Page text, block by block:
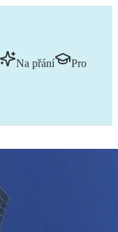
Na přání
Pro